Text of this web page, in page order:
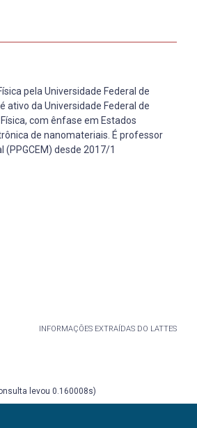
pela Universidade Federal de
ativo da Universidade Federal de
com ênfase em Estados
de nanomateriais. É professor
desde 2017/1
INFORMAÇÕES EXTRAÍDAS DO LATTES
levou 0.160008s)